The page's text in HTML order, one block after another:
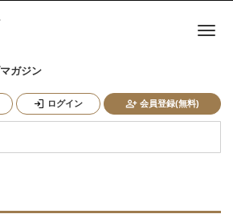
ガジン
ログイン 会員登録(無料)
ナ